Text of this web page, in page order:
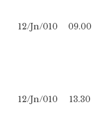
12/Jn/010 09.00
12/Jn/010 13.30